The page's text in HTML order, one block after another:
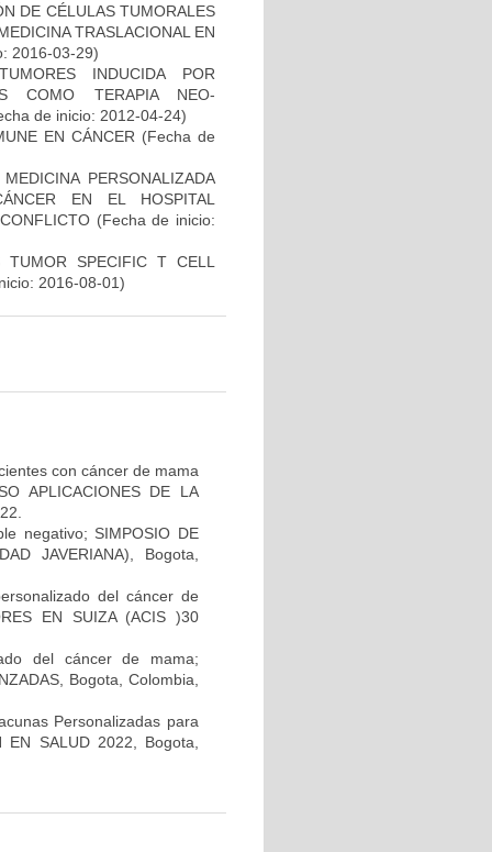
DE CÉLULAS TUMORALES
TRASLACIONAL EN
2016-03-29)
INDUCIDA POR
COMO TERAPIA NEO-
de inicio: 2012-04-24)
EN CÁNCER (Fecha de
PERSONALIZADA
EN EL HOSPITAL
(Fecha de inicio:
TUMOR SPECIFIC T CELL
2016-08-01)
con cáncer de mama
APLICACIONES DE LA
negativo; SIMPOSIO DE
JAVERIANA), Bogota,
del cáncer de
EN SUIZA (ACIS )30
del cáncer de mama;
Bogota, Colombia,
Personalizadas para
SALUD 2022, Bogota,